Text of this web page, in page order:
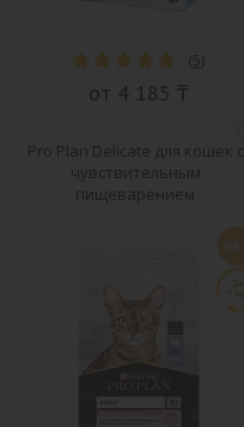
(5)
от 4 185 ₸
Pro Plan Delicate для кошек с
чувствительным
пищеварением